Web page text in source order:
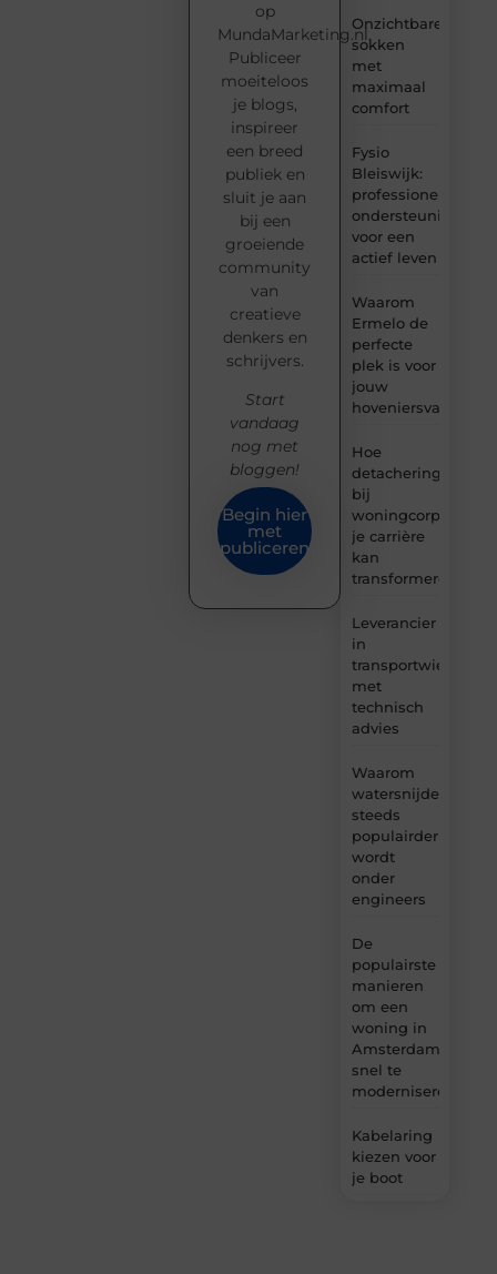
Onzichtbare
sokken
met
maximaal
comfort
Fysio
Bleiswijk:
professionele
ondersteuning
voor een
actief leven
Waarom
Ermelo de
perfecte
plek is voor
jouw
Hoe
detachering
bij
woningcorporaties
je carrière
kan
transformeren
Leverancier
in
transportwielen
met
technisch
advies
Waarom
watersnijden
steeds
populairder
wordt
onder
engineers
De
populairste
manieren
om een
woning in
Amsterdam
snel te
moderniseren
Kabelaring
kiezen voor
je boot
op
MundaMarketing.nl.
Publiceer
moeiteloos
je blogs,
inspireer
een breed
publiek en
sluit je aan
bij een
groeiende
community
van
creatieve
denkers en
schrijvers.
Start
vandaag
nog met
bloggen!
Begin hier
met
publiceren